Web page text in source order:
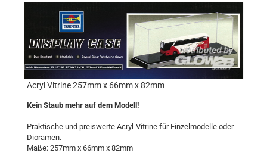
Acryl Vitrine 257mm x 66mm x 82mm
Kein Staub mehr auf dem Modell!
Praktische und preiswerte Acryl-Vitrine für Einzelmodelle oder
Dioramen.
Maße: 257mm x 66mm x 82mm